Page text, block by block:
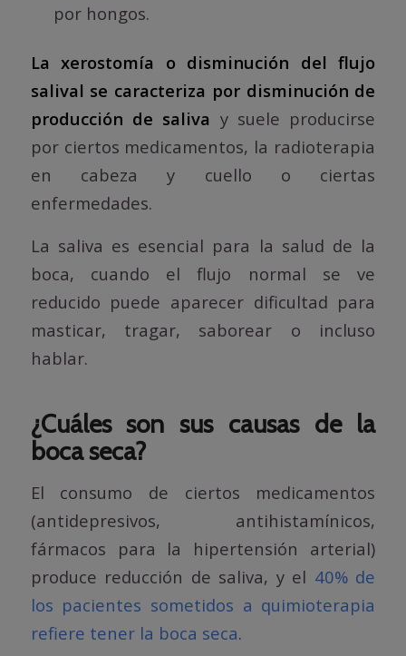
por hongos.
La xerostomía o disminución del flujo
salival se caracteriza por disminución de
producción de saliva y suele producirse
por ciertos medicamentos, la radioterapia
en cabeza y cuello o ciertas
enfermedades.
La saliva es esencial para la salud de la
boca, cuando el flujo normal se ve
reducido puede aparecer dificultad para
masticar, tragar, saborear o incluso
hablar.
¿Cuáles son sus causas de la
boca seca?
El consumo de ciertos medicamentos
(antidepresivos, antihistamínicos,
fármacos para la hipertensión arterial)
produce reducción de saliva, y el 40% de
los pacientes sometidos a quimioterapia
refiere tener la boca seca.